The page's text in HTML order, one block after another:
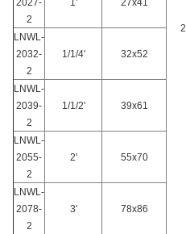
2027-
2
1' 27x41
LNWL-
2032-
2
1/1/4' 32x52
LNWL-
2039-
2
1/1/2' 39x61
LNWL-
2055-
2
2' 55x70
LNWL-
2078-
2
3' 78x86